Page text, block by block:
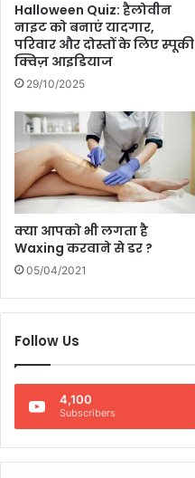
Halloween Quiz: हैलोवीन
नाइट को बनाएं यादगार,
परिवार और दोस्तों के लिए स्पूकी
क्विज़ आइडियाज
29/10/2025
क्या आपको भी लगता है
Waxing करवाने से डर ?
05/04/2021
Follow Us
4,100
Subscribers